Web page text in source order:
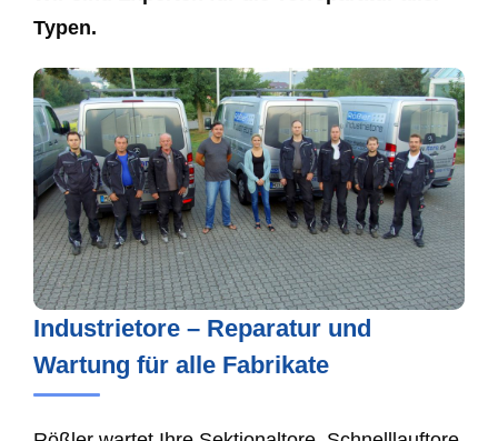
Typen.
Industrietore – Reparatur und
Wartung für alle Fabrikate